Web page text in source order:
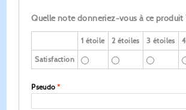
Quelle note donneriez-vous à ce produit
1 étoile 2 étoiles 3 étoiles
Satisfaction
*
Pseudo